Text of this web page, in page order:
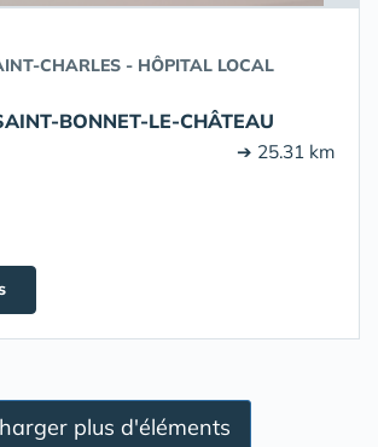
CHARLES - HÔPITAL LOCAL
BONNET-LE-CHÂTEAU
➔ 25.31 km
plus d'éléments